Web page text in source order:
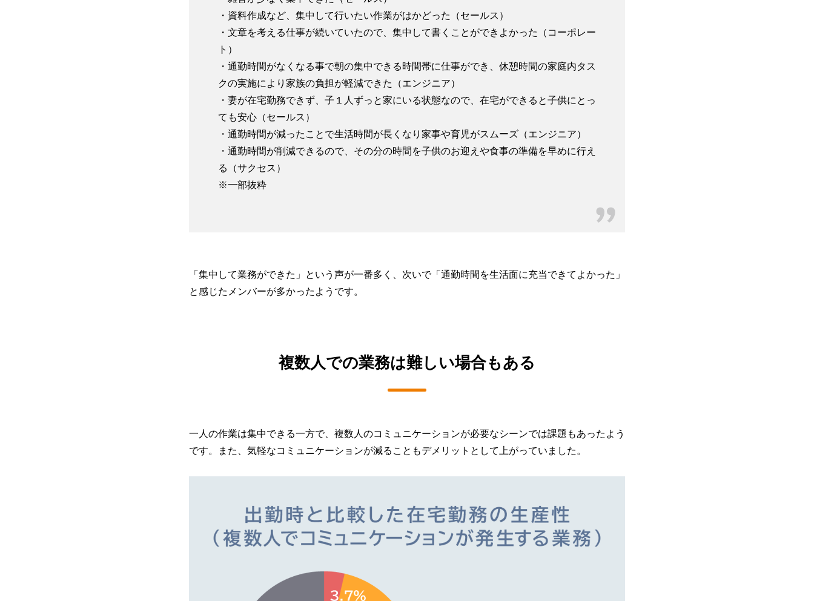
・資料作成など、集中して行いたい作業がはかどった（セールス）
・文章を考える仕事が続いていたので、集中して書くことができよかった（コーポレー
ト）
・通勤時間がなくなる事で朝の集中できる時間帯に仕事ができ、休憩時間の家庭内タス
クの実施により家族の負担が軽減できた（エンジニア）
・妻が在宅勤務できず、子１人ずっと家にいる状態なので、在宅ができると子供にとっ
ても安心（セールス）
・通勤時間が減ったことで生活時間が長くなり家事や育児がスムーズ（エンジニア）
・通勤時間が削減できるので、その分の時間を子供のお迎えや食事の準備を早めに行え
る（サクセス）
※一部抜粋
「集中して業務ができた」という声が一番多く、次いで「通勤時間を生活面に充当できてよかった」
と感じたメンバーが多かったようです。
複数人での業務は難しい場合もある
一人の作業は集中できる一方で、複数人のコミュニケーションが必要なシーンでは課題もあったよう
です。また、気軽なコミュニケーションが減ることもデメリットとして上がっていました。